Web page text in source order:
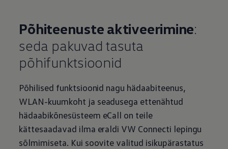
Põhiteenuste aktiveerimine:
seda pakuvad tasuta
põhifunktsioonid
Põhilised funktsioonid nagu hädaabiteenus,
WLAN-kuumkoht ja seadusega ettenähtud
hädaabikõnesüsteem eCall on teile
kättesaadavad ilma eraldi VW Connecti lepingu
sõlmimiseta. Kui soovite valitud isikupärastatus